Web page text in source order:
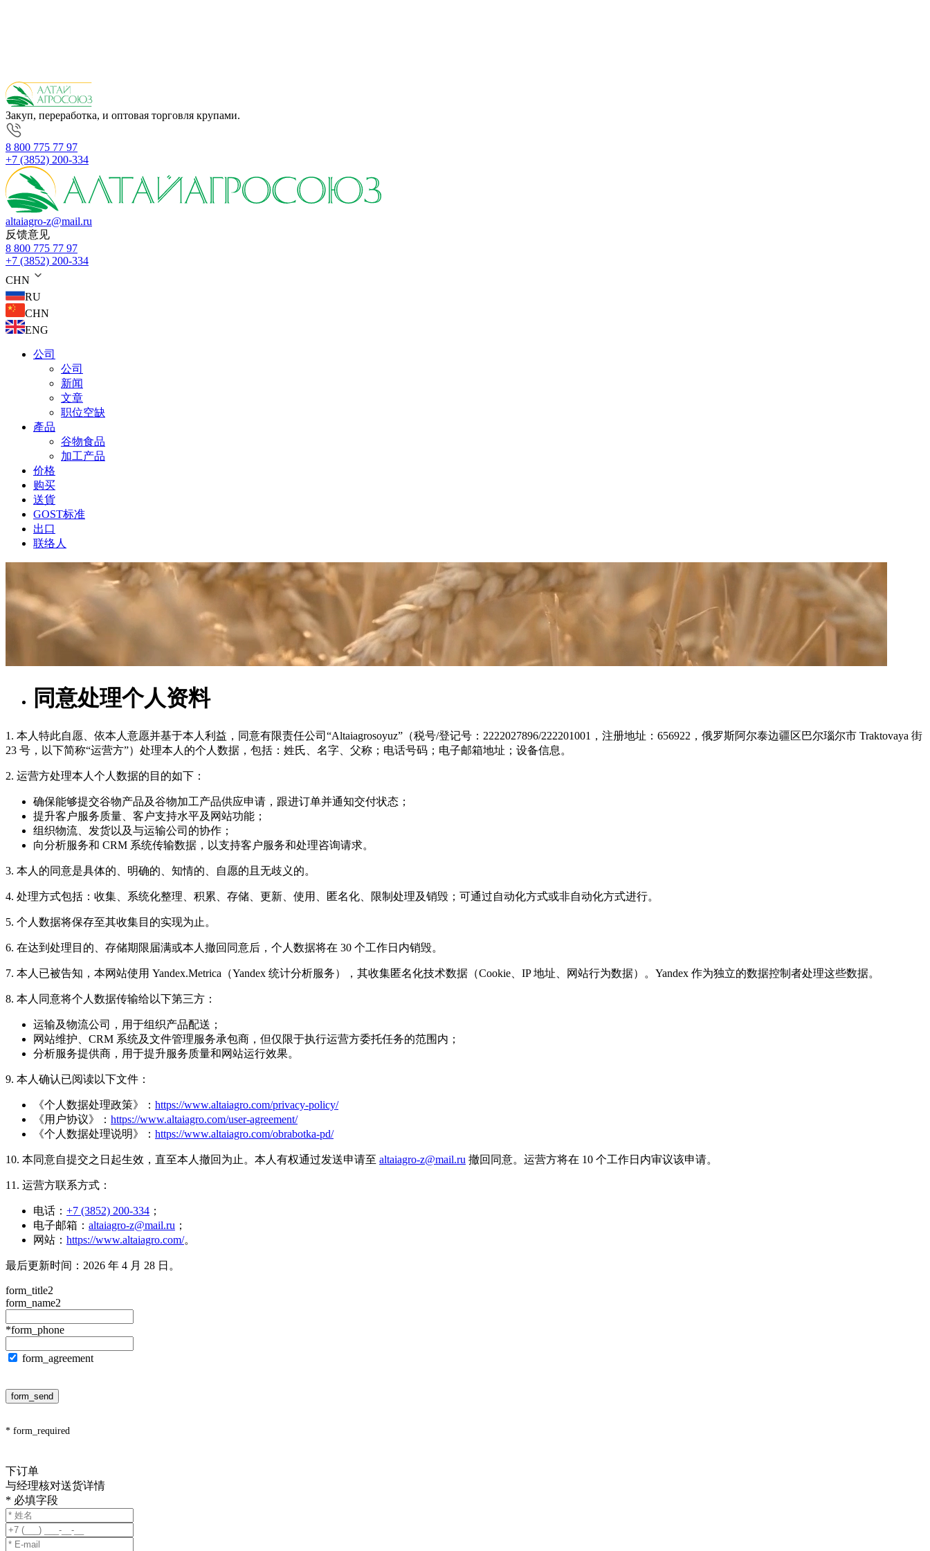
Закуп, переработка, и оптовая торговля крупами.
8 800 775 77 97
+7 (3852) 200-334
altaiagro-z@mail.ru
反馈意见
8 800 775 77 97
+7 (3852) 200-334
CHN
RU
CHN
ENG
公司
公司
新闻
文章
职位空缺
產品
谷物食品
加工产品
价格
购买
送貨
GOST标准
出口
联络人
同意处理个人资料
1. 本人特此自愿、依本人意愿并基于本人利益，同意有限责任公司“Altaiagrosoyuz”（税号/登记号：2222027896/222201001，注册地址：656922，俄罗斯阿尔泰边疆区巴尔瑙尔市 Traktovaya 街
23 号，以下简称“运营方”）处理本人的个人数据，包括：姓氏、名字、父称；电话号码；电子邮箱地址；设备信息。
2. 运营方处理本人个人数据的目的如下：
确保能够提交谷物产品及谷物加工产品供应申请，跟进订单并通知交付状态；
提升客户服务质量、客户支持水平及网站功能；
组织物流、发货以及与运输公司的协作；
向分析服务和 CRM 系统传输数据，以支持客户服务和处理咨询请求。
3. 本人的同意是具体的、明确的、知情的、自愿的且无歧义的。
4. 处理方式包括：收集、系统化整理、积累、存储、更新、使用、匿名化、限制处理及销毁；可通过自动化方式或非自动化方式进行。
5. 个人数据将保存至其收集目的实现为止。
6. 在达到处理目的、存储期限届满或本人撤回同意后，个人数据将在 30 个工作日内销毁。
7. 本人已被告知，本网站使用 Yandex.Metrica（Yandex 统计分析服务），其收集匿名化技术数据（Cookie、IP 地址、网站行为数据）。Yandex 作为独立的数据控制者处理这些数据。
8. 本人同意将个人数据传输给以下第三方：
运输及物流公司，用于组织产品配送；
网站维护、CRM 系统及文件管理服务承包商，但仅限于执行运营方委托任务的范围内；
分析服务提供商，用于提升服务质量和网站运行效果。
9. 本人确认已阅读以下文件：
《个人数据处理政策》： https://www.altaiagro.com/privacy-policy/
《用户协议》： https://www.altaiagro.com/user-agreement/
《个人数据处理说明》： https://www.altaiagro.com/obrabotka-pd/
10. 本同意自提交之日起生效，直至本人撤回为止。本人有权通过发送申请至 altaiagro-z@mail.ru 撤回同意。运营方将在 10 个工作日内审议该申请。
11. 运营方联系方式：
电话： +7 (3852) 200-334 ；
电子邮箱： altaiagro-z@mail.ru ；
网站： https://www.altaiagro.com/。
最后更新时间：2026 年 4 月 28 日。
form_title2
form_name2
*form_phone
form_agreement
form_send
* form_required
下订单
与经理核对送货详情
* 必填字段